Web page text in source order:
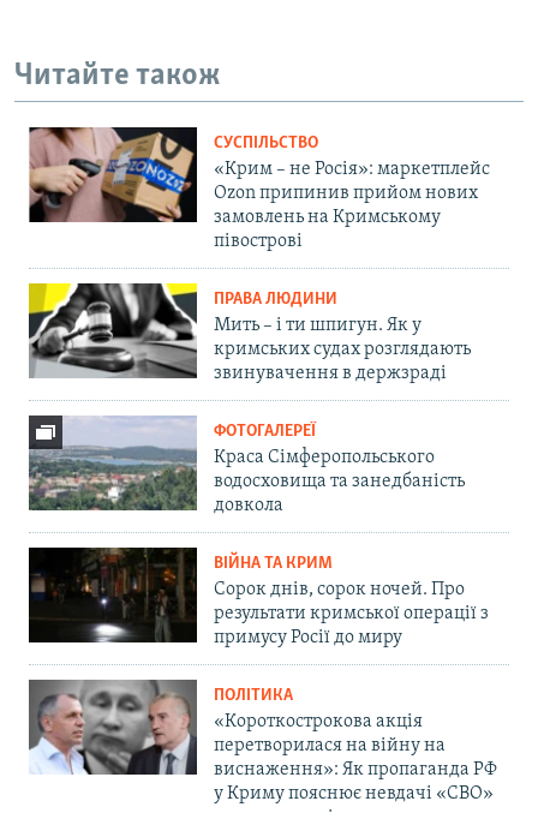
Читайте також
СУСПІЛЬСТВО
«Крим – не Росія»: маркетплейс
Ozon припинив прийом нових
замовлень на Кримському
півострові
ПРАВА ЛЮДИНИ
Мить – і ти шпигун. Як у
кримських судах розглядають
звинувачення в держзраді
ФОТОГАЛЕРЕЇ
Краса Сімферопольського
водосховища та занедбаність
довкола
ВІЙНА ТА КРИМ
Сорок днів, сорок ночей. Про
результати кримської операції з
примусу Росії до миру
ПОЛІТИКА
«Короткострокова акція
перетворилася на війну на
виснаження»: Як пропаганда РФ
у Криму пояснює невдачі «СВО»